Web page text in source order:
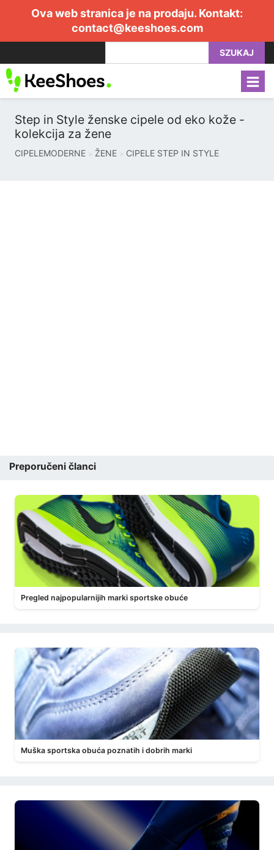
Ova web stranica je na prodaju. Kontakt:
contact@keeshoes.com
SZUKAJ
Step in Style ženske cipele od eko kože -
kolekcija za žene
CIPELEMODERNE ŽENE CIPELE STEP IN STYLE
Preporučeni članci
Pregled najpopularnijih marki sportske obuće
Muška sportska obuća poznatih i dobrih marki